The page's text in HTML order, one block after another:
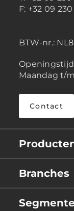
F: +32 09
BTW-nr.:
Maandag t/
Contact
Branches